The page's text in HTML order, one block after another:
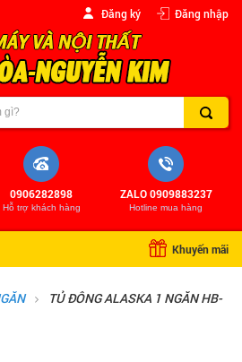
Đăng ký Đăng nhập
ZALO 0909883237
Hotline mua hàng
0906282898
Hỗ trợ khách hàng
Khuyến mãi
TỦ ĐÔNG ALASKA 1 NGĂN HB-